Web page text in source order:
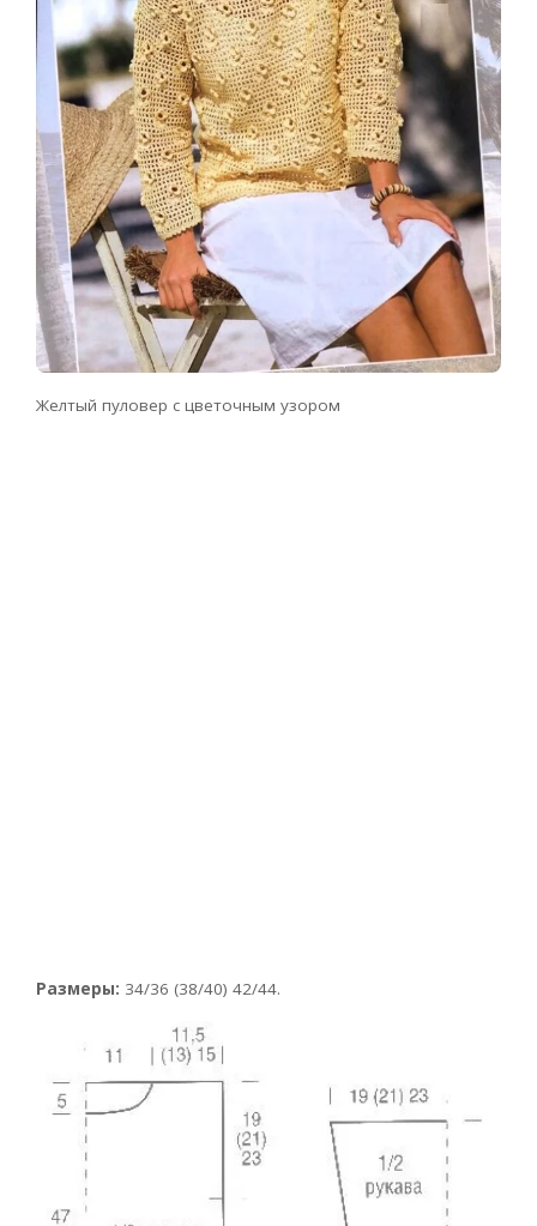
Желтый пуловер с цветочным узором
Размеры: 34/36 (38/40) 42/44.